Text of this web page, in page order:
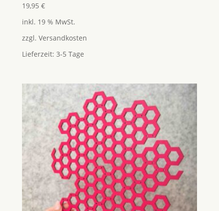
19,95 €
inkl. 19 % MwSt.
zzgl. Versandkosten
Lieferzeit: 3-5 Tage